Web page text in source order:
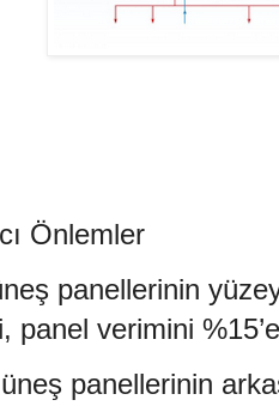
Önlemler
panellerinin
panel verimini
panellerinin